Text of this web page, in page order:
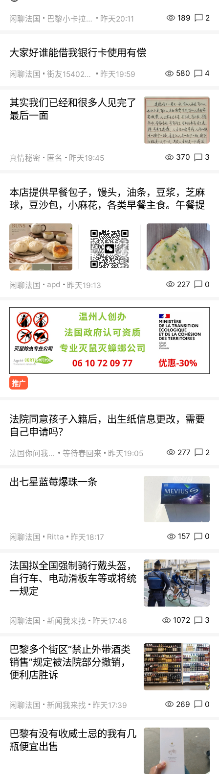
闲聊法国 巴黎小卡拉咪 昨天20:11 189 2
大家好谁能借我银行卡使用有偿
闲聊法国 街友15402223 昨天19:59 580 4
其实我们已经和很多人见完了
最后一面
真情秘密 匿名 昨天19:45 370 3
本店提供早餐包子，馒头，油条，豆浆，芝麻
球，豆沙包，小麻花，各类早餐主食。午餐提
闲聊法国 apd 昨天19:13 227 0
推广
法院同意孩子入籍后，出生纸信息更改，需要
自己申请吗？
法国你问我答 等待春回来 昨天19:05 277 2
出七星蓝莓爆珠一条
闲聊法国 Ritta 昨天18:17 157 0
法国拟全国强制骑行戴头盔，
自行车、电动滑板车等或将统
一规定
闲聊法国 新闻我来找 昨天17:46 1072 3
巴黎多个街区“禁止外带酒类
销售”规定被法院部分撤销，
便利店胜诉
闲聊法国 新闻我来找 昨天17:39 269 0
巴黎有没有收威士忌的我有几
瓶便宜出售